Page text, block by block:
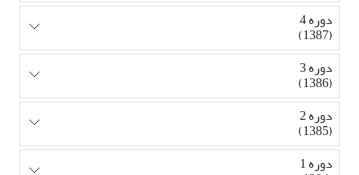
دوره 4
(1387)
دوره 3
(1386)
دوره 2
(1385)
دوره 1